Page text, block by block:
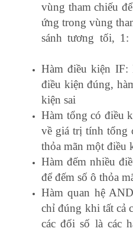
vùng tham chiếu
ứng trong vùng
sánh tương tối,
Hàm điều kiện IF:
điều kiện đúng,
kiện sai
Hàm tổng có điều
về giá trị tính tổng
thỏa mãn một điều
Hàm đếm nhiều
để đếm số ô thỏa
Hàm quan hệ
chỉ đúng khi tất cả
các đối số là các